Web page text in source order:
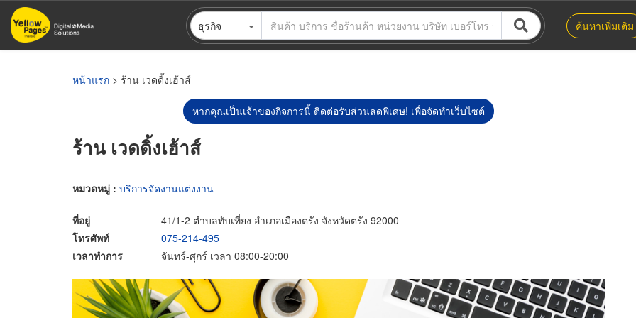
ข้าม
ไป
ธุรกิจ ค้นหาเพิ่มเติม
หน้าแรก > ร้าน เวดดิ้งเฮ้าส์
หากคุณเป็นเจ้าของกิจการนี้ ติดต่อรับส่วนลดพิเศษ! เพื่อจัดทำเว็บไซต์
ร้าน เวดดิ้งเฮ้าส์
หมวดหมู่ : บริการจัดงานแต่งงาน
ที่อยู่
41/1-2 ตำบลทับเที่ยง อำเภอเมืองตรัง จังหวัดตรัง 92000
โทรศัพท์
075-214-495
เวลาทำการ
จันทร์-ศุกร์ เวลา 08:00-20:00